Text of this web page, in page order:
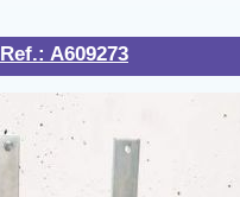
Ref.: A609273